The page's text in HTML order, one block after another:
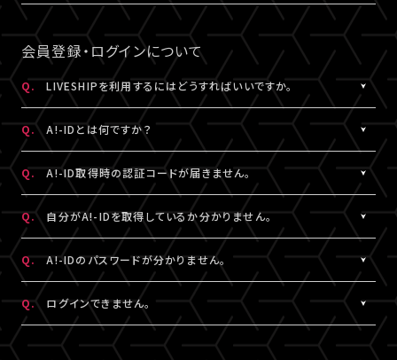
ません。
※コンビニにてご入金済みの場合は、変更できません。
チケットご購入済みの場合は、「決済完了のお知らせ」メールが届
いていなくても、ライブ配信・アーカイブ配信は問題なくご視聴いた
だけます。
「チケット購入情報」に、チケットが表示されていない場合は、ご購
入いただけていない状態です。
改めてチケット販売ページより購入手続きをお願いいたします。
ジットカード決済をご利用ください。
▼クレジットカード決済にて、よくあるエラー
クレジットカード番号やセキュリティコードなどの誤入力、有効期
限外、限度額超過などによるエラーの可能性がございます。今一度
ご確認のうえ、お手続きください。
上記に当てはまらないエラーの場合は、お手数ですが、エラー時の
状態など詳細を記載のうえ、 こちらよりお問い合わせください。
のA!-ID（メールアドレス）にて、視聴チケットを購入していただく必
要がございます。
※A!-IDについては［Q:A!-IDとは何ですか？］をご参照ください。
A.
原則、視聴チケットのご購入は可能です。
ご視聴については、推奨環境を満たしているかをご確認ください。
推奨環境を満たしていない場合は、ご視聴いただけない可能性が
あります。
また、各国の通信環境によりご視聴いただけない場合もございま
す。
上記ご了承のうえ、ご自身の判断にてご購入ください。
会員登録・ログインについて
Q. LIVESHIPを利用するにはどうすればいいですか。
LIVESHIPを利用するには、A!-ID（メールアドレス）が必要です。
LIVESHIPにアクセスし、A!-ID（メールアドレス）にてログインのう
え、会員登録を行ってください。
※A!-IDについては ［Q:A!-IDとは何ですか？］ をご参照ください。
Q. A!-IDとは何ですか？
A!-IDとは、アーティストにまつわる様々なサービスをご利用いただ
ける共通の会員ID（無料）です。
・「A!SMART」でグッズを購入されたことがある場合は、その際に
登録されたメールアドレスがA!-IDとなります。
・A!-IDが必要なファンクラブ会員の場合、そちらで登録・連携され
たメールアドレスがA!-IDとなります。
・A!-ID（メールアドレス）をお持ちでない方は、LIVESHIP会員登録
の過程で取得していただけます。
・お持ちのメールアドレスのA!-ID取得有無は、
より確認する
Q. A!-ID取得時の認証コードが届きません。
ご入力いただいたメールアドレス宛に【@liveship.tokyo】ドメイ
ンから、認証コードをお知らせするメールを配信しております。
“迷惑メール”として自動振り分け・受信拒否されていないかご確
認ください。
※認証コードは発行より10分間有効です。
※未着の場合、改めて新規取得からお手続きください。
※複数回発行された場合は、一番新しい認証コードをご利用くだ
Q. 自分がA!-IDを取得しているか分かりません。
お持ちのメールアドレスのA!-ID取得有無は、こちら
より確認するこ
とができます。
※すでに「A!SMART」をご利用の方はA!-IDの取得が完了していま
す。ご利用のA!-ID（メールアドレス）とパスワードでログインくださ
い。
※A!-IDが必要なファンクラブ会員の場合、そちらで登録・連携され
Q. A!-IDのパスワードが分かりません。
パスワードをお忘れの場合は、こちら
よりパスワード再設定を行え
ます。
Q. ログインできません。
LIVESHIPにご登録のA!-ID（メールアドレス）とパスワードをご入
力ください。